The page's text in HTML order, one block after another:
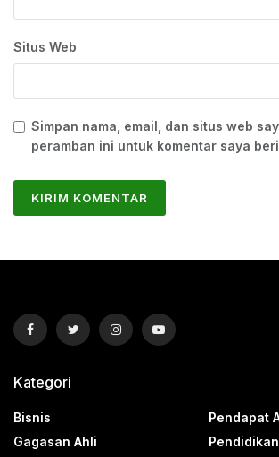
Situs Web
Simpan nama, email, dan situs web
peramban ini untuk komentar saya
Kategori
Bisnis
Gagasan Ahli
Pendapat
Pendidikan